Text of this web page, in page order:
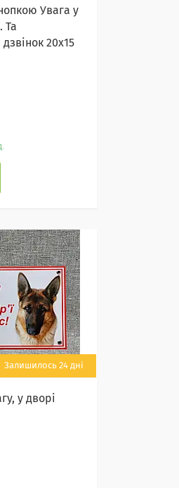
Увага у
Та
20х15
Залишилось 24 дні
у дворі